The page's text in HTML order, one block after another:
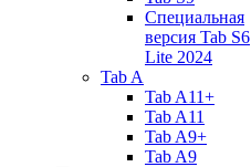
Специальная
версия Tab S6
Lite 2024
Tab A
Tab A11+
Tab A11
Tab A9+
Tab A9